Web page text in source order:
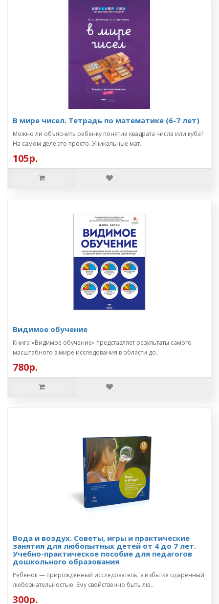
В мире чисел. Тетрадь по математике (6-7 лет)
Можно ли объяснить ребенку понятие квадрата числа или куба?
На самом деле это просто. Уникальные мат..
105р.
Видимое обучение
Книга «Видимое обучение» представляет результаты самого
масштабного в мире исследования в области до..
780р.
Вода и воздух. Советы, игры и практические
занятия для любопытных детей от 4 до 7 лет.
Учебно-практическое пособие для педагогов
дошкольного образования
Ребенок — прирожденный исследователь, в избытке одаренный
любознательностью. Ему свойственно быть лю..
300р.